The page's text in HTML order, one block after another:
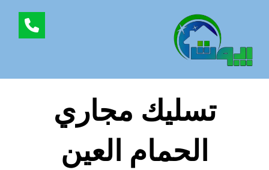
تسليك مجاري
الحمام العين